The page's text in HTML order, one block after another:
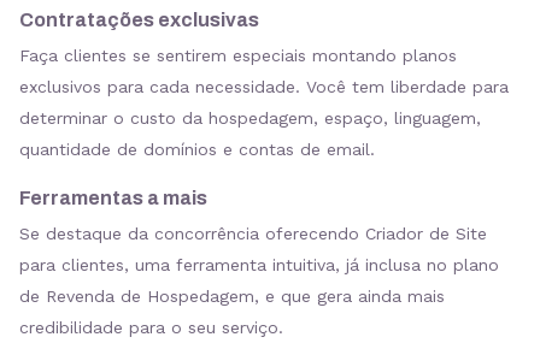
Contratações exclusivas
Faça clientes se sentirem especiais montando planos
exclusivos para cada necessidade. Você tem liberdade para
determinar o custo da hospedagem, espaço, linguagem,
quantidade de domínios e contas de email.
Ferramentas a mais
Se destaque da concorrência oferecendo Criador de Site
para clientes, uma ferramenta intuitiva, já inclusa no plano
de Revenda de Hospedagem, e que gera ainda mais
credibilidade para o seu serviço.